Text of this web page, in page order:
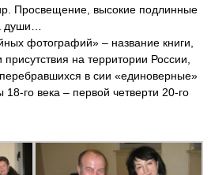
Просвещение, высокие подлинные
души…
фотографий» – название книги,
на территории России,
перебравшихся в сии «единоверные»
го века – первой четверти 20-го